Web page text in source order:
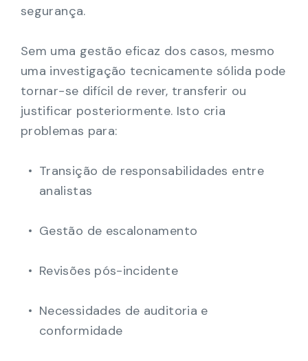
segurança.
Sem uma gestão eficaz dos casos, mesmo
uma investigação tecnicamente sólida pode
tornar-se difícil de rever, transferir ou
justificar posteriormente. Isto cria
problemas para:
Transição de responsabilidades entre
analistas
Gestão de escalonamento
Revisões pós-incidente
Necessidades de auditoria e
conformidade